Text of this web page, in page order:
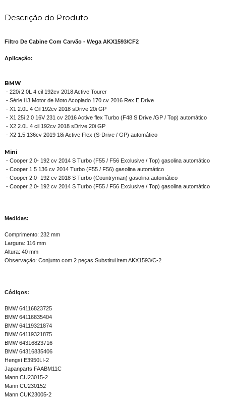
Descrição do Produto
Filtro De Cabine Com Carvão - Wega AKX1593/CF2
Aplicação:
BMW
- 220i 2.0L 4 cil 192cv 2018 Active Tourer
- Série i i3 Motor de Moto Acoplado 170 cv 2016 Rex E Drive
- X1 2.0L 4 Cil 192cv 2018 sDrive 20i GP
- X1 25i 2.0 16V 231 cv 2016 Active flex Turbo (F48 S Drive /GP / Top) automático
- X2 2.0L 4 cil 192cv 2018 sDrive 20i GP
- X2 1.5 136cv 2019 18i Active Flex (S-Drive / GP) automático
Mini
- Cooper 2.0- 192 cv 2014 S Turbo (F55 / F56 Exclusive / Top) gasolina automático
- Cooper 1.5 136 cv 2014 Turbo (F55 / F56) gasolina automático
- Cooper 2.0- 192 cv 2018 S Turbo (Countryman) gasolina automático
- Cooper 2.0- 192 cv 2014 S Turbo (F55 / F56 Exclusive / Top) gasolina automático
Medidas:
Comprimento: 232 mm
Largura: 116 mm
Altura: 40 mm
Observação: Conjunto com 2 peças Substitui item AKX1593/C-2
Códigos:
BMW 64116823725
BMW 64116835404
BMW 64119321874
BMW 64119321875
BMW 64316823716
BMW 64316835406
Hengst E3950LI-2
Japanparts FAABM11C
Mann CU23015-2
Mann CU230152
Mann CUK23005-2